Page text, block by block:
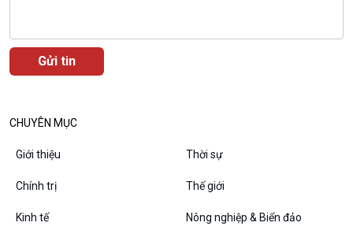
VOV1 đặc biệt
Chân dung cuộc sống
CHUYÊN MỤC
Giới thiệu Thời sự
Chính trị Thế giới
Kinh tế Nông nghiệp & Biển đảo